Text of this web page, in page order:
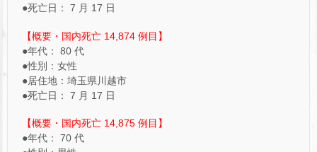
●死亡日： 7 月 17 日
【概要・国内死亡 14,874 例目】
●年代： 80 代
●性別：女性
●居住地：埼玉県川越市
●死亡日： 7 月 17 日
【概要・国内死亡 14,875 例目】
●年代： 70 代